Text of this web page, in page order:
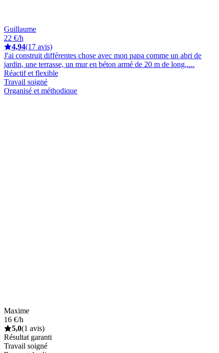
Guillaume
22 €/h
4,94(17 avis)
J'ai construit différentes chose avec mon papa comme un abri de
jardin, une terrasse, un mur en béton armé de 20 m de long,....
Réactif et flexible
Travail soigné
Organisé et méthodique
Maxime
16 €/h
5,0(1 avis)
Résultat garanti
Travail soigné